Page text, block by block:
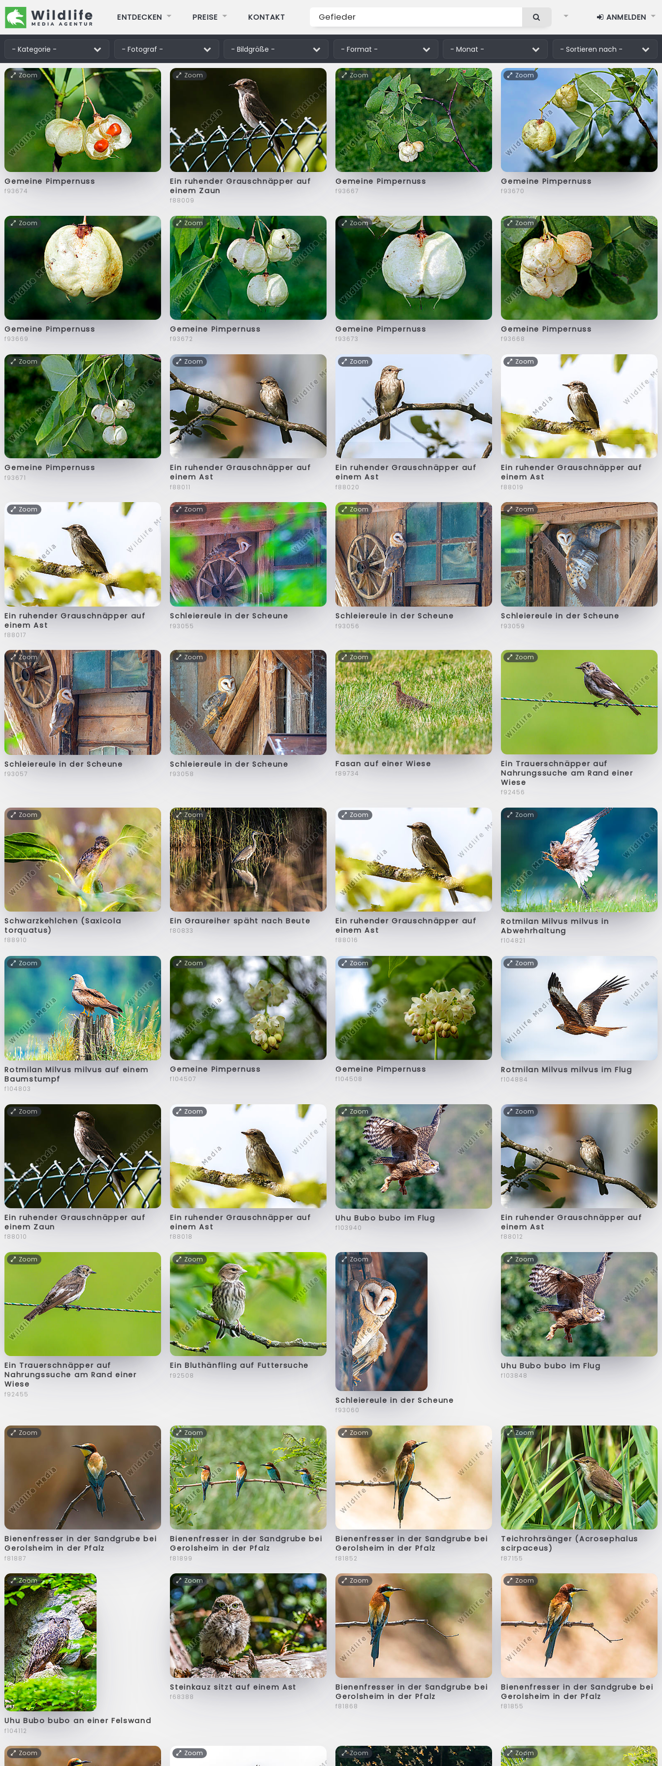
ENTDECKEN PREISE KONTAKT ANMELDEN
Zoom
Gemeine Pimpernuss
f93674
Zoom
Ein ruhender Grauschnäpper auf
einem Zaun
f88009
Zoom
Gemeine Pimpernuss
f93667
Zoom
Gemeine Pimpernuss
f93670
Zoom
Gemeine Pimpernuss
f93669
Zoom
Gemeine Pimpernuss
f93672
Zoom
Gemeine Pimpernuss
f93673
Zoom
Gemeine Pimpernuss
f93668
Zoom
Gemeine Pimpernuss
f93671
Zoom
Ein ruhender Grauschnäpper auf
einem Ast
f88011
Zoom
Ein ruhender Grauschnäpper auf
einem Ast
f88020
Zoom
Ein ruhender Grauschnäpper auf
einem Ast
f88019
Zoom
Ein ruhender Grauschnäpper auf
einem Ast
f88017
Zoom
Schleiereule in der Scheune
f93055
Zoom
Schleiereule in der Scheune
f93056
Zoom
Schleiereule in der Scheune
f93059
Zoom
Schleiereule in der Scheune
f93057
Zoom
Schleiereule in der Scheune
f93058
Zoom
Fasan auf einer Wiese
f89734
Zoom
Ein Trauerschnäpper auf
Nahrungssuche am Rand einer
Wiese
f92456
Zoom
Schwarzkehlchen (Saxicola
torquatus)
f88910
Zoom
Ein Graureiher späht nach Beute
f80833
Zoom
Ein ruhender Grauschnäpper auf
einem Ast
f88016
Zoom
Rotmilan Milvus milvus in
Abwehrhaltung
f104821
Zoom
Rotmilan Milvus milvus auf einem
Baumstumpf
f104803
Zoom
Gemeine Pimpernuss
f104507
Zoom
Gemeine Pimpernuss
f104508
Zoom
Rotmilan Milvus milvus im Flug
f104884
Zoom
Ein ruhender Grauschnäpper auf
einem Zaun
f88010
Zoom
Ein ruhender Grauschnäpper auf
einem Ast
f88018
Zoom
Uhu Bubo bubo im Flug
f103940
Zoom
Ein ruhender Grauschnäpper auf
einem Ast
f88012
Zoom
Ein Trauerschnäpper auf
Nahrungssuche am Rand einer
Wiese
f92455
Zoom
Ein Bluthänfling auf Futtersuche
f92508
Zoom
Schleiereule in der Scheune
f93060
Zoom
Uhu Bubo bubo im Flug
f103848
Zoom
Bienenfresser in der Sandgrube bei
Gerolsheim in der Pfalz
f81887
Zoom
Bienenfresser in der Sandgrube bei
Gerolsheim in der Pfalz
f81899
Zoom
Bienenfresser in der Sandgrube bei
Gerolsheim in der Pfalz
f81852
Zoom
Teichrohrsänger (Acrosephalus
scirpaceus)
f87155
Zoom
Uhu Bubo bubo an einer Felswand
f104112
Zoom
Steinkauz sitzt auf einem Ast
f68388
Zoom
Bienenfresser in der Sandgrube bei
Gerolsheim in der Pfalz
f81868
Zoom
Bienenfresser in der Sandgrube bei
Gerolsheim in der Pfalz
f81855
Zoom Zoom Zoom Zoom